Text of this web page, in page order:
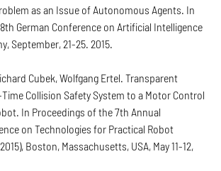
as an Issue of Autonomous Agents. In
German Conference on Artificial Intelligence
September, 21-25. 2015.
Cubek, Wolfgang Ertel. Transparent
Collision Safety System to a Motor Control
In Proceedings of the 7th Annual
on Technologies for Practical Robot
Boston, Massachusetts, USA, May 11-12,